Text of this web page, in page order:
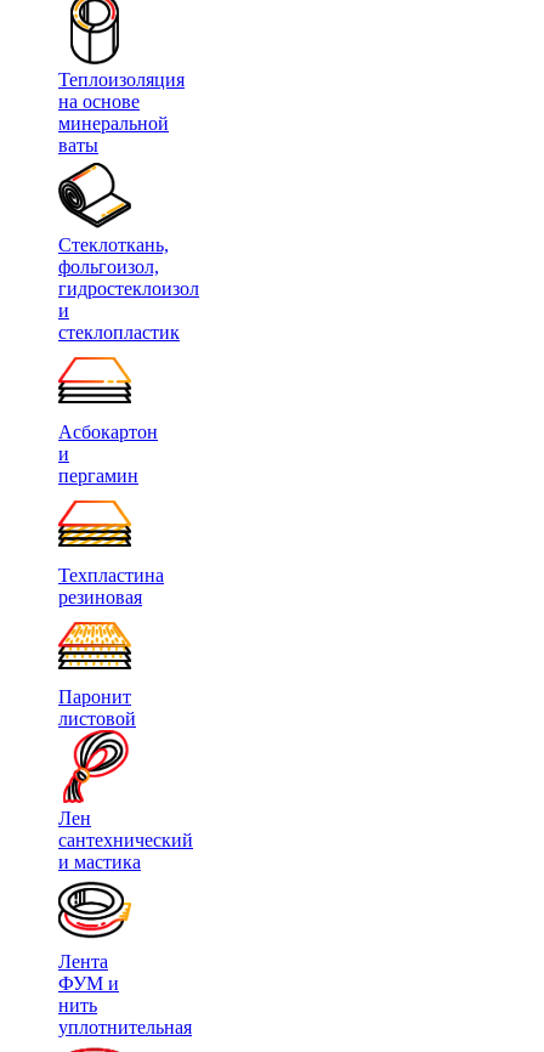
Теплоизоляция
на основе
минеральной
ваты
Стеклоткань,
фольгоизол,
гидростеклоизол
и
стеклопластик
Асбокартон
и
пергамин
Техпластина
резиновая
Паронит
листовой
Лен
сантехнический
и мастика
Лента
ФУМ и
нить
уплотнительная